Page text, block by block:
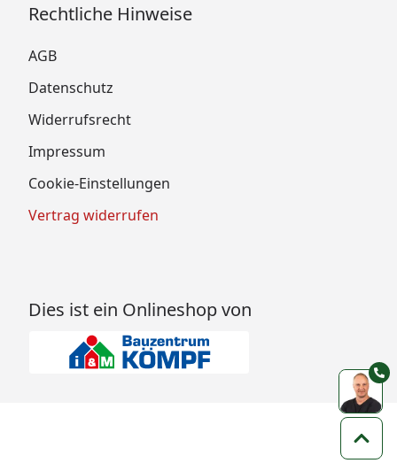
Rechtliche Hinweise
AGB
Datenschutz
Widerrufsrecht
Impressum
Cookie-Einstellungen
Vertrag widerrufen
Dies ist ein Onlineshop von